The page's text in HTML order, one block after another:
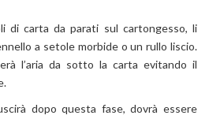
di carta da parati sul cartongesso, li
a setole morbide o un rullo liscio.
l’aria da sotto la carta evitando il
dopo questa fase, dovrà essere